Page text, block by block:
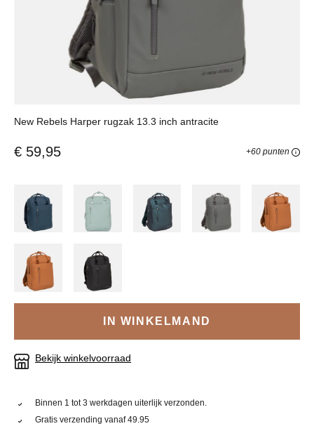
New Rebels Harper rugzak 13.3 inch antracite
€ 59,95 +60 punten
IN WINKELMAND
Bekijk winkelvoorraad
Binnen 1 tot 3 werkdagen uiterlijk verzonden.
Gratis verzending vanaf 49.95